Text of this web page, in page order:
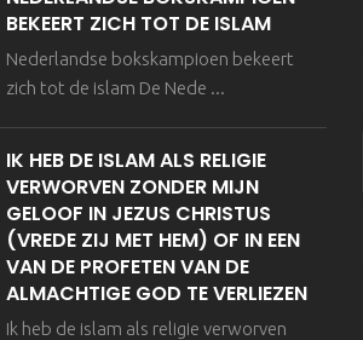
BEKEERT ZICH TOT DE ISLAM
Nederlandse bokskampioen bekeert
zich tot de islam De Nede ...
IK HEB DE ISLAM ALS RELIGIE
VERWORVEN ZONDER MIJN
GELOOF IN JEZUS CHRISTUS
(VREDE ZIJ MET HEM) OF IN EEN
VAN DE PROFETEN VAN DE
ALMACHTIGE GOD TE VERLIEZEN
Ik heb de islam als religie verworven